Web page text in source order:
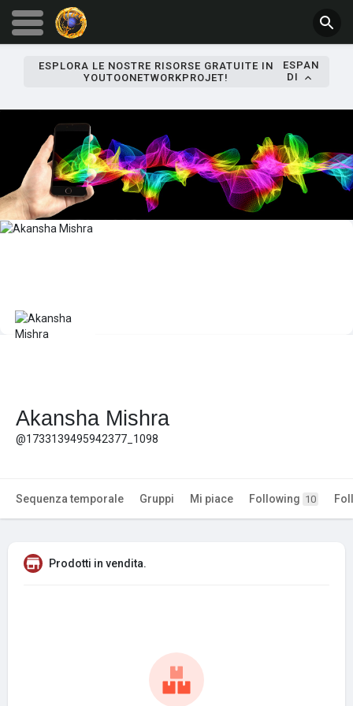
ESPLORA LE NOSTRE RISORSE GRATUITE IN
YOUTOONETWORKPROJET!
ESPAN
DI
Akansha Mishra
@1733139495942377_1098
Sequenza temporale Gruppi Mi piace Following 10
Prodotti in vendita.